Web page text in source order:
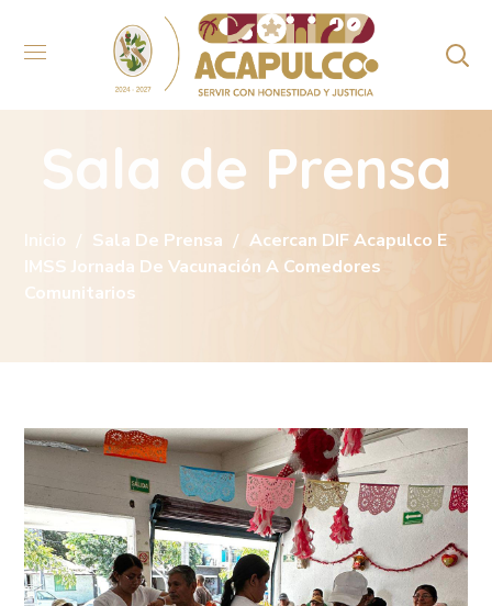
Sala de Prensa
Inicio Sala De Prensa
Acercan DIF Acapulco E
IMSS Jornada De Vacunación A Comedores
Comunitarios